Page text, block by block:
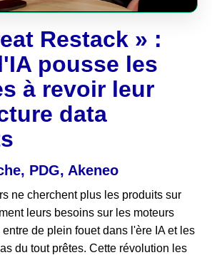
Restack » :
pousse les
à revoir leur
data
PDG, Akeneo
ne cherchent plus les produits sur
leurs besoins sur les moteurs
de plein fouet dans l'ère IA et les
du tout prêtes. Cette révolution les